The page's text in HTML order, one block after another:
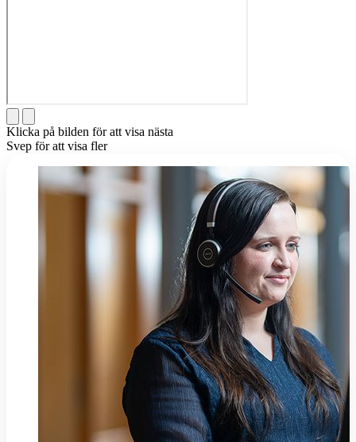
Klicka på bilden för att visa nästa
Svep för att visa fler